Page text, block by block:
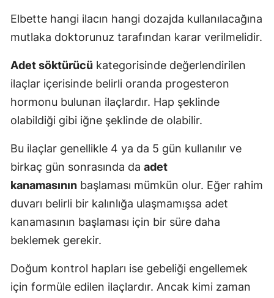
Elbette hangi ilacın hangi dozajda kullanılacağına
mutlaka doktorunuz tarafından karar verilmelidir.
Adet söktürücü kategorisinde değerlendirilen
ilaçlar içerisinde belirli oranda progesteron
hormonu bulunan ilaçlardır. Hap şeklinde
olabildiği gibi iğne şeklinde de olabilir.
Bu ilaçlar genellikle 4 ya da 5 gün kullanılır ve
birkaç gün sonrasında da adet
kanamasının başlaması mümkün olur. Eğer rahim
duvarı belirli bir kalınlığa ulaşmamışsa adet
kanamasının başlaması için bir süre daha
beklemek gerekir.
Doğum kontrol hapları ise gebeliği engellemek
için formüle edilen ilaçlardır. Ancak kimi zaman